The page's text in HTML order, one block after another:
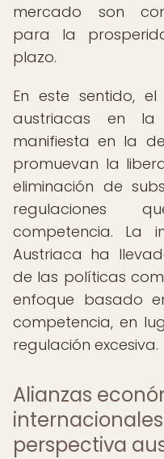
mercado son
para la
plazo.
En este sentido,
austriacas en la
manifiesta en la
promuevan la
eliminación de
regulaciones
competencia. La
Austriaca ha
de las políticas
enfoque basado
competencia, en
regulación excesiva.
Alianzas
perspectiva